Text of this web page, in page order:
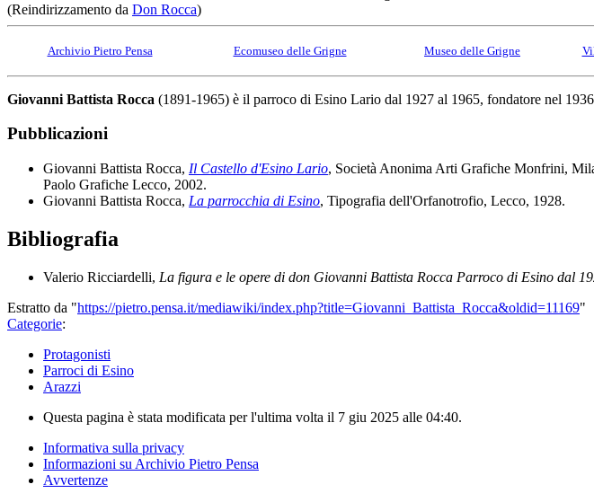
(Reindirizzamento da Don Rocca)
Archivio Pietro Pensa Ecomuseo delle Grigne Museo delle Grigne
Giovanni Battista Rocca (1891-1965) è il parroco di Esino Lario dal 1927 al 1965, fondatore nel
Pubblicazioni
Giovanni Battista Rocca, Il Castello d'Esino Lario, Società Anonima Arti Grafiche Monfrini,
Paolo Grafiche Lecco, 2002.
Giovanni Battista Rocca, La parrocchia di Esino, Tipografia dell'Orfanotrofio, Lecco, 1928.
Bibliografia
Valerio Ricciardelli, La figura e le opere di don Giovanni Battista Rocca Parroco di Esino dal
Estratto da "https://pietro.pensa.it/mediawiki/index.php?title=Giovanni_Battista_Rocca&oldid=11169"
Categorie:
Protagonisti
Parroci di Esino
Arazzi
Questa pagina è stata modificata per l'ultima volta il 7 giu 2025 alle 04:40.
Informativa sulla privacy
Informazioni su Archivio Pietro Pensa
Avvertenze